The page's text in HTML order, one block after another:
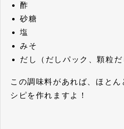
酢
砂糖
塩
みそ
だし（だしパック、顆粒だ
この調味料があれば、ほと
シピを作れますよ！